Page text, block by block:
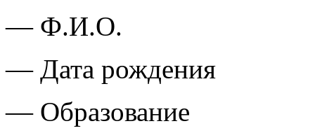
— Ф.И.О.
— Дата рождения
— Образование